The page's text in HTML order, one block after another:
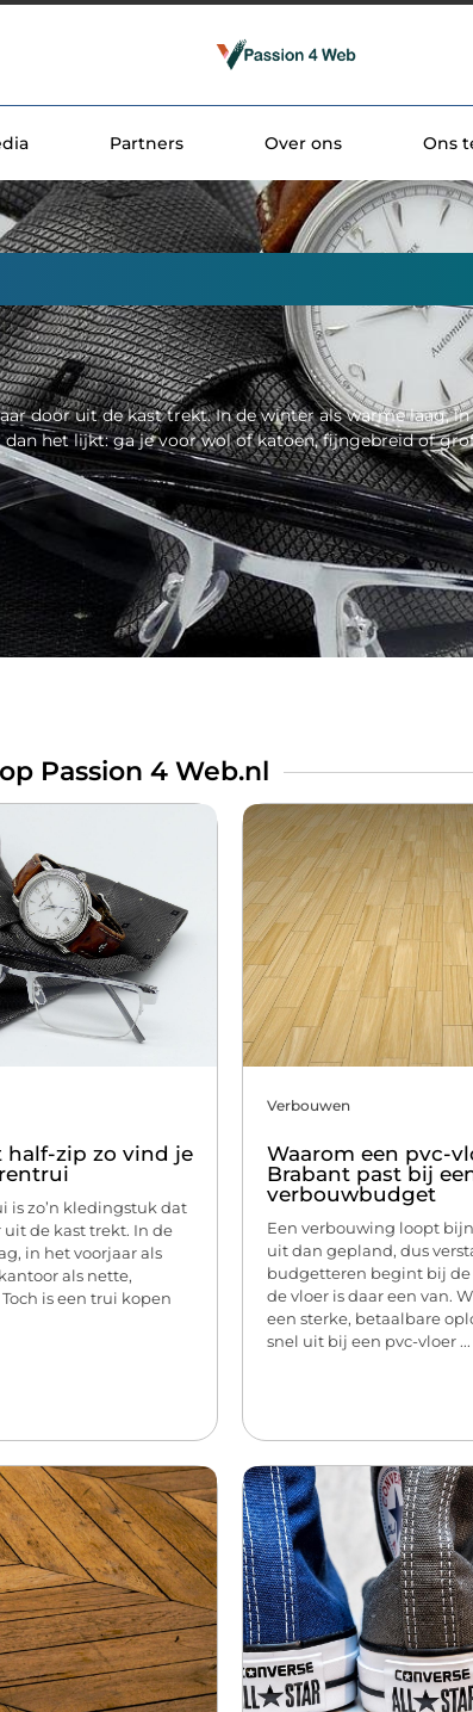
Partners Over ons Ons
door uit de kast trekt. In de winter als warme laag,
het lijkt: ga je voor wol of katoen, fijngebreid of
Passion 4 Web.nl
half-zip zo vind je
is zo’n kledingstuk dat
de kast trekt. In de
in het voorjaar als
als nette,
is een trui kopen
Verbouwen
Waarom een pvc-
Brabant past bij
verbouwbudget
Een verbouwing loopt
uit dan gepland, dus
budgetteren begint bij de
de vloer is daar een van.
een sterke, betaalbare
snel uit bij een pvc-vloer ...